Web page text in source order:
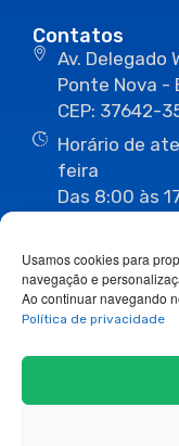
Usamos cookies para
navegação e
Ao continuar navegando
Política de privacidade
Contatos
Av. Delegado
Ponte Nova -
CEP: 37642-
Horário de
feira
Das 8:00 às
(35) 3435-1112
Siga-nos: